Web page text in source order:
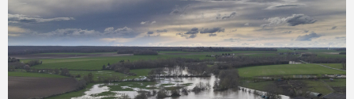
Articles